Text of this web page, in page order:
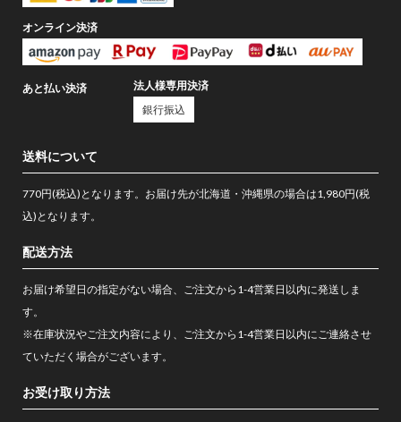
オンライン決済
あと払い決済
法人様専用決済
銀行振込
送料について
770円(税込)となります。お届け先が北海道・沖縄県の場合は1,980円(税
込)となります。
配送方法
お届け希望日の指定がない場合、ご注文から1-4営業日以内に発送しま
す。
※在庫状況やご注文内容により、ご注文から1-4営業日以内にご連絡させ
ていただく場合がございます。
お受け取り方法